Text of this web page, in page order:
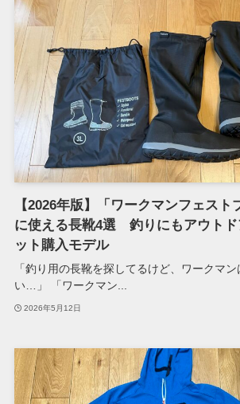
【2026年版】「ワークマンフェスト
に使える長靴4選 釣りにもアウトド
ット購入モデル
「釣り用の長靴を探してるけど、ワークマ
い…」 「ワークマン...
2026年5月12日